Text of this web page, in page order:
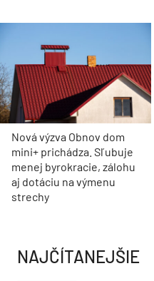
Nová výzva Obnov dom
mini+ prichádza. Sľubuje
menej byrokracie, zálohu
aj dotáciu na výmenu
strechy
NAJČÍTANEJŠIE